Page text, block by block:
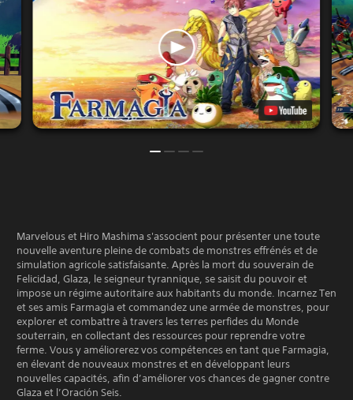
Marvelous et Hiro Mashima s'associent pour présenter une toute
nouvelle aventure pleine de combats de monstres effrénés et de
simulation agricole satisfaisante. Après la mort du souverain de
Felicidad, Glaza, le seigneur tyrannique, se saisit du pouvoir et
impose un régime autoritaire aux habitants du monde. Incarnez Ten
et ses amis Farmagia et commandez une armée de monstres, pour
explorer et combattre à travers les terres perfides du Monde
souterrain, en collectant des ressources pour reprendre votre
ferme. Vous y améliorerez vos compétences en tant que Farmagia,
en élevant de nouveaux monstres et en développant leurs
nouvelles capacités, afin d’améliorer vos chances de gagner contre
Glaza et l’Oración Seis.